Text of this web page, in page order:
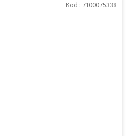
Kod : 7100075338